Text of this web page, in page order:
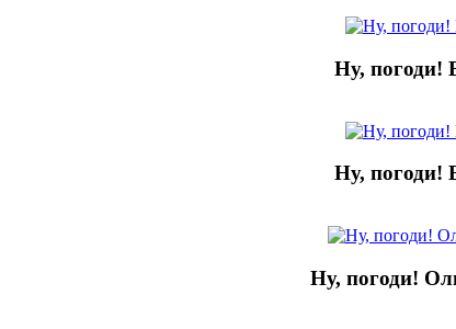
Ну, погоди!
Ну, погоди!
Ну, погоди!